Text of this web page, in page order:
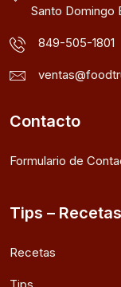
Santo Domingo
849-505-1801
Contacto
Formulario de
Tips – Recetas
Recetas
Tips